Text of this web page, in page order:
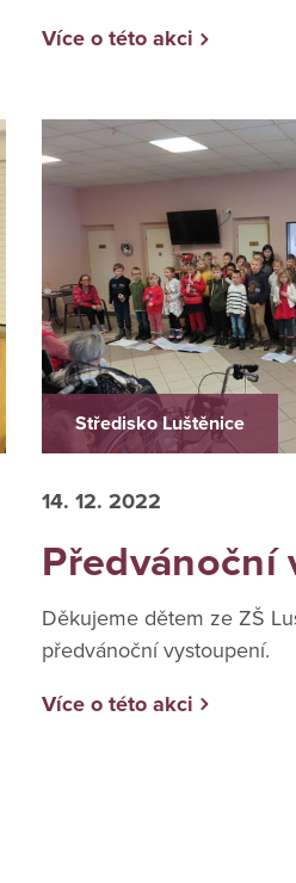
Více o této akci
Středisko Luštěnice
14. 12. 2022
Předvánoční
Děkujeme dětem ze ZŠ
předvánoční vystoupení.
Více o této akci